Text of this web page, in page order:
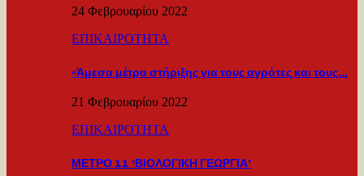
24 Φεβρουαρίου 2022
ΕΠΙΚΑΙΡΟΤΗΤΑ
«Άμεσα μέτρα στήριξης για τους αγρότες και τους…
21 Φεβρουαρίου 2022
ΕΠΙΚΑΙΡΟΤΗΤΑ
ΜΕΤΡΟ 11 ‘ΒΙΟΛΟΓΙΚΗ ΓΕΩΡΓΙΑ’